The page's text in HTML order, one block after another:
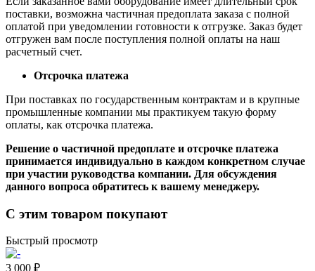
поставки, возможна частичная предоплата заказа с полной
оплатой при уведомлении готовности к отгрузке. Заказ будет
отгружен вам после поступления полной оплаты на наш
расчетный счет.
Отсрочка платежа
При поставках по государственным контрактам и в крупные
промышленные компании мы практикуем такую форму
оплаты, как отсрочка платежа.
Решение о частичной предоплате и отсрочке платежа
принимается индивидуально в каждом конкретном случае
при участии руководства компании. Для обсуждения
данного вопроса обратитесь к вашему менеджеру.
С этим товаром покупают
Быстрый просмотр
3 000 ₽